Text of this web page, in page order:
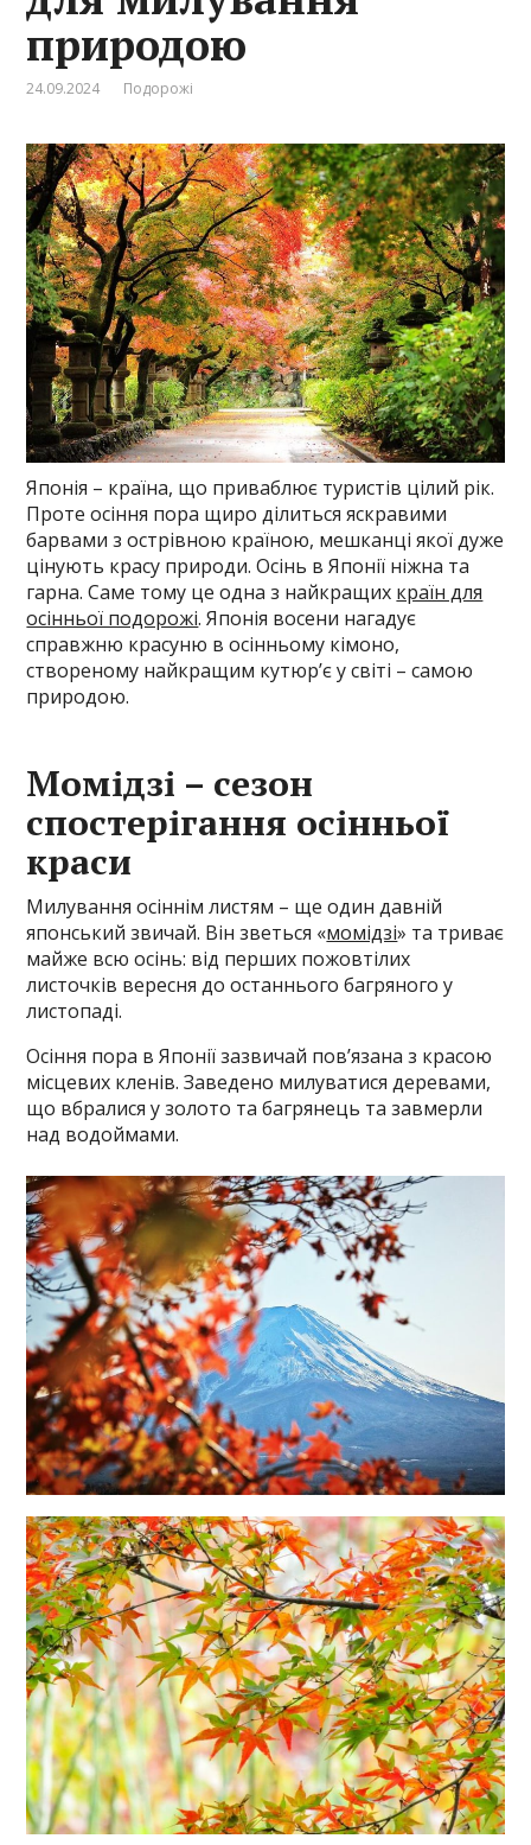
природою
24.09.2024 Подорожі
Японія – країна, що приваблює туристів цілий рік.
Проте осіння пора щиро ділиться яскравими
барвами з острівною країною, мешканці якої дуже
цінують красу природи. Осінь в Японії ніжна та
гарна. Саме тому це одна з найкращих країн для
осінньої подорожі. Японія восени нагадує
справжню красуню в осінньому кімоно,
створеному найкращим кутюр’є у світі – самою
природою.
Момідзі – сезон
спостерігання осінньої
краси
Милування осіннім листям – ще один давній
японський звичай. Він зветься «момідзі» та триває
майже всю осінь: від перших пожовтілих
листочків вересня до останнього багряного у
листопаді.
Осіння пора в Японії зазвичай пов’язана з красою
місцевих кленів. Заведено милуватися деревами,
що вбралися у золото та багрянець та завмерли
над водоймами.